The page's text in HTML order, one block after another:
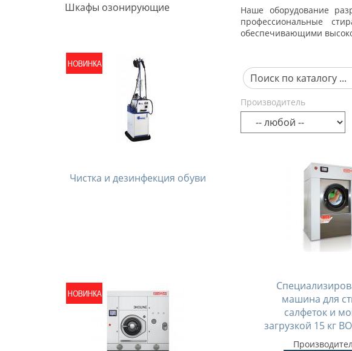
Шкафы озонирующие
Чистка и дезинфекция обуви
Наше оборудование
профессиональные
обеспечивающими
Производитель
машина для
салфеток и
загрузкой 15 кг